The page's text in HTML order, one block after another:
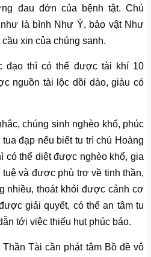
đau đớn của bệnh tật. Chú
là bình Như Ý, bảo vật Như
xin của chúng sanh.
đạo thì có thể được tài khí 10
nguồn tài lộc dồi dào, giàu có
chúng sinh nghèo khổ, phúc
đạp nếu biết tu trì chú Hoàng
có thể diệt được nghèo khổ, gia
và được phù trợ về tinh thần,
nhiều, thoát khỏi được cảnh cơ
giải quyết, có thể an tâm tu
tới việc thiếu hụt phúc báo.
Tài cần phát tâm Bồ đề vô